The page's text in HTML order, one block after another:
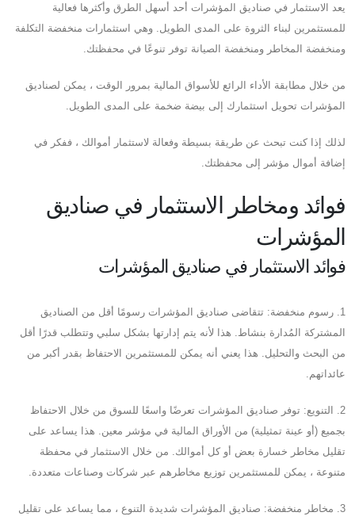
يعد الاستثمار في صناديق المؤشرات أحد أسهل الطرق وأكثرها فعالية
للمستثمرين لبناء الثروة على المدى الطويل. وهي استثمارات منخفضة التكلفة
ومنخفضة المخاطر ومنخفضة الصيانة توفر تنوعًا في محفظتك.
من خلال مطابقة الأداء الرائع للأسواق المالية بمرور الوقت ، يمكن لصناديق
المؤشرات تحويل استثمارك إلى بيضة ضخمة على المدى الطويل.
لذلك إذا كنت تبحث عن طريقة بسيطة وفعالة لاستثمار أموالك ، ففكر في
إضافة أموال مؤشر إلى محفظتك.
فوائد ومخاطر الاستثمار في صناديق
المؤشرات
فوائد الاستثمار في صناديق المؤشرات
1. رسوم منخفضة: تتقاضى صناديق المؤشرات رسومًا أقل من الصناديق
المشتركة المُدارة بنشاط. هذا لأنه يتم إدارتها بشكل سلبي وتتطلب قدرًا أقل
من البحث والتحليل. هذا يعني أنه يمكن للمستثمرين الاحتفاظ بقدر أكبر من
عائداتهم.
2. التنويع: توفر صناديق المؤشرات تعرضًا واسعًا للسوق من خلال الاحتفاظ
بجميع (أو عينة تمثيلية) من الأوراق المالية في مؤشر معين. هذا يساعد على
تقليل مخاطر خسارة بعض أو كل أموالك. من خلال الاستثمار في محفظة
متنوعة ، يمكن للمستثمرين توزيع مخاطرهم عبر شركات وصناعات متعددة.
3. مخاطر منخفضة: صناديق المؤشرات شديدة التنوع ، مما يساعد على تقليل